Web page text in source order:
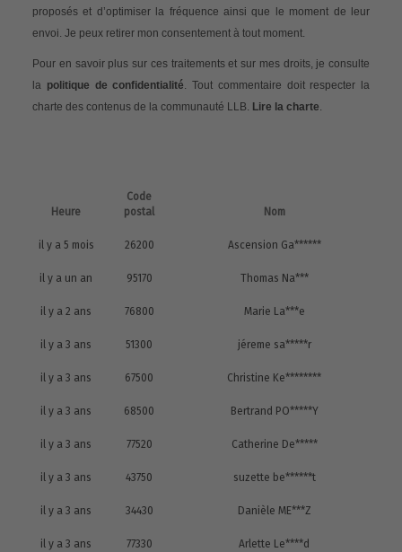
proposés et d’optimiser la fréquence ainsi que le moment de leur
envoi. Je peux retirer mon consentement à tout moment.
Pour en savoir plus sur ces traitements et sur mes droits, je consulte
la politique de confidentialité. Tout commentaire doit respecter la
charte des contenus de la communauté LLB. Lire la charte.
Heure
Code
postal
Nom
il y a 5 mois 26200 Ascension Ga******
il y a un an 95170 Thomas Na***
il y a 2 ans 76800 Marie La***e
il y a 3 ans 51300 jéreme sa*****r
il y a 3 ans 67500 Christine Ke********
il y a 3 ans 68500 Bertrand PO*****Y
il y a 3 ans 77520 Catherine De*****
il y a 3 ans 43750 suzette be******t
il y a 3 ans 34430 Danièle ME***Z
il y a 3 ans 77330 Arlette Le****d